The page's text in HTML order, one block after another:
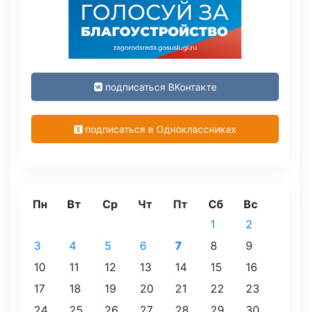
подписаться ВКонтакте
подписаться в Одноклассниках
Пн Вт Ср Чт Пт Сб
Вс
1
2
3
4 5 6 7 8
9
10
11 12 13 14 15
16
17
18 19 20 21 22
23